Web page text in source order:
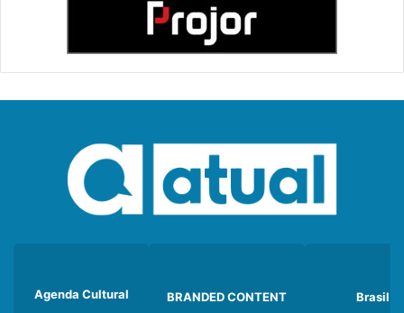
Agenda Cultural BRANDED CONTENT Brasil